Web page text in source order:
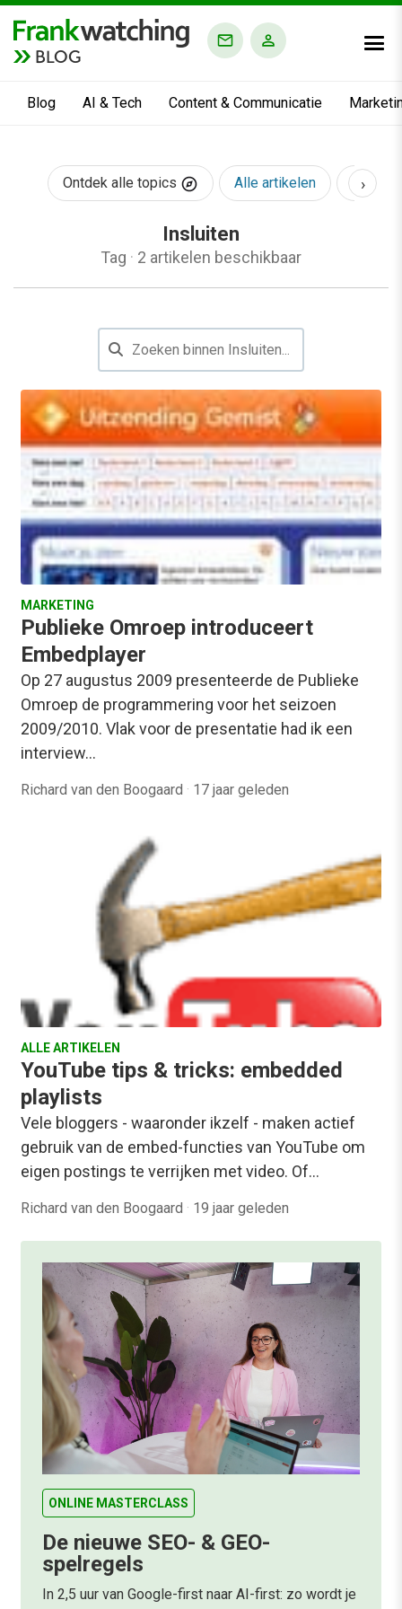
BLOG
Blog AI & Tech Content & Communicatie
Ontdek alle topics Alle artikelen AI &
›
Insluiten
Tag · 2 artikelen beschikbaar
MARKETING
Publieke Omroep introduceert
Embedplayer
Op 27 augustus 2009 presenteerde de Publieke
Omroep de programmering voor het seizoen
2009/2010. Vlak voor de presentatie had ik een
interview…
Richard van den Boogaard · 17 jaar geleden
ALLE ARTIKELEN
YouTube tips & tricks: embedded
playlists
Vele bloggers - waaronder ikzelf - maken actief
gebruik van de embed-functies van YouTube om
eigen postings te verrijken met video. Of…
Richard van den Boogaard · 19 jaar geleden
ONLINE MASTERCLASS
De nieuwe SEO- & GEO-
spelregels
In 2,5 uur van Google-first naar AI-first: zo wordt je